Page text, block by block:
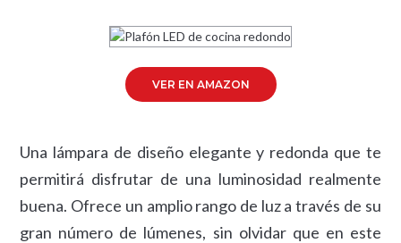
VER EN AMAZON
Una lámpara de diseño elegante y redonda que te
permitirá disfrutar de una luminosidad realmente
buena. Ofrece un amplio rango de luz a través de su
gran número de lúmenes, sin olvidar que en este